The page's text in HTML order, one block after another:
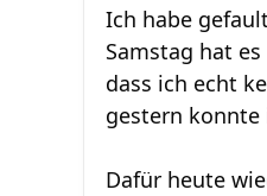
Ich habe
Samstag hat
dass ich echt
gestern konnte
Dafür heute